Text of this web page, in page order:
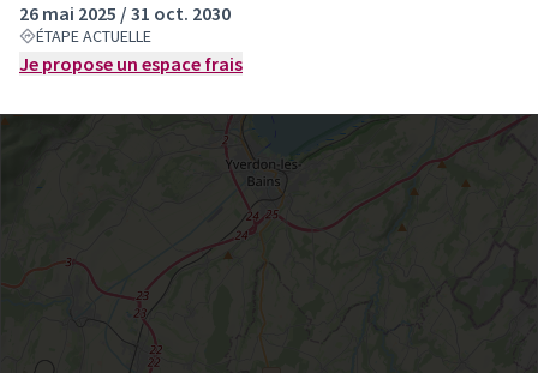
26 mai 2025 / 31 oct. 2030
ÉTAPE ACTUELLE
Je propose un espace frais